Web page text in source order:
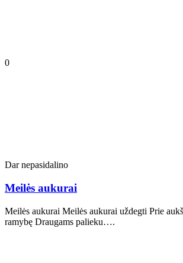
0
Dar nepasidalino
Meilės aukurai
Meilės aukurai Meilės aukurai uždegti Prie
ramybę Draugams palieku….